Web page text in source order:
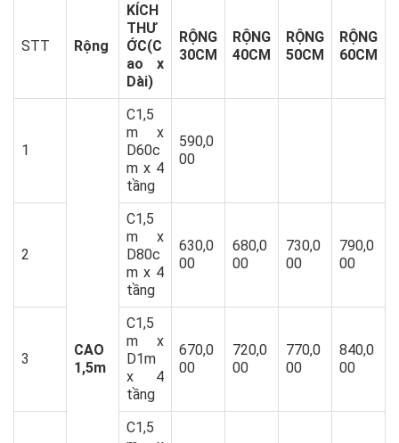
STT Rộng
KÍCH
THƯ
ỚC(C
ao x
Dài)
RỘNG
30CM
RỘNG
40CM
RỘNG
50CM
RỘNG
60CM
1
CAO
1,5m
C1,5
m x
D60c
m x 4
tầng
590,0
00
2
C1,5
m x
D80c
m x 4
tầng
630,0
00
680,0
00
730,0
00
790,0
00
3
C1,5
m x
D1m
x 4
tầng
670,0
00
720,0
00
770,0
00
840,0
00
C1,5